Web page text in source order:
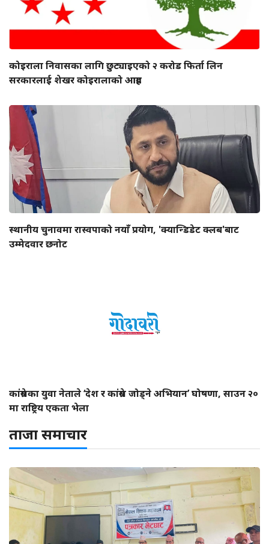
कोइराला निवासका लागि छुट्याइएको २ करोड फिर्ता लिन
सरकारलाई शेखर कोइरालाको आग्रह
स्थानीय चुनावमा रास्वपाको नयाँ प्रयोग, 'क्यान्डिडेट क्लब'बाट
उम्मेदवार छनोट
कांग्रेसका युवा नेताले ‘देश र कांग्रेस जोड्ने अभियान’ घोषणा, साउन २०
मा राष्ट्रिय एकता भेला
ताजा समाचार